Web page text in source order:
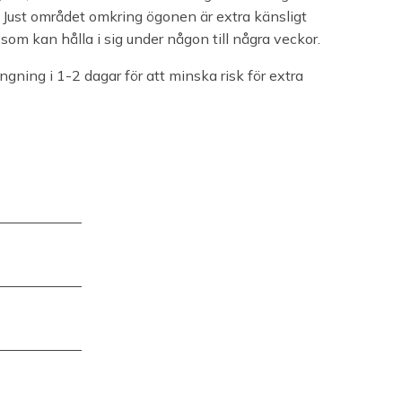
området omkring ögonen är extra känsligt
kan hålla i sig under någon till några veckor.
i 1-2 dagar för att minska risk för extra
samt
beror på
behandling
att du kan